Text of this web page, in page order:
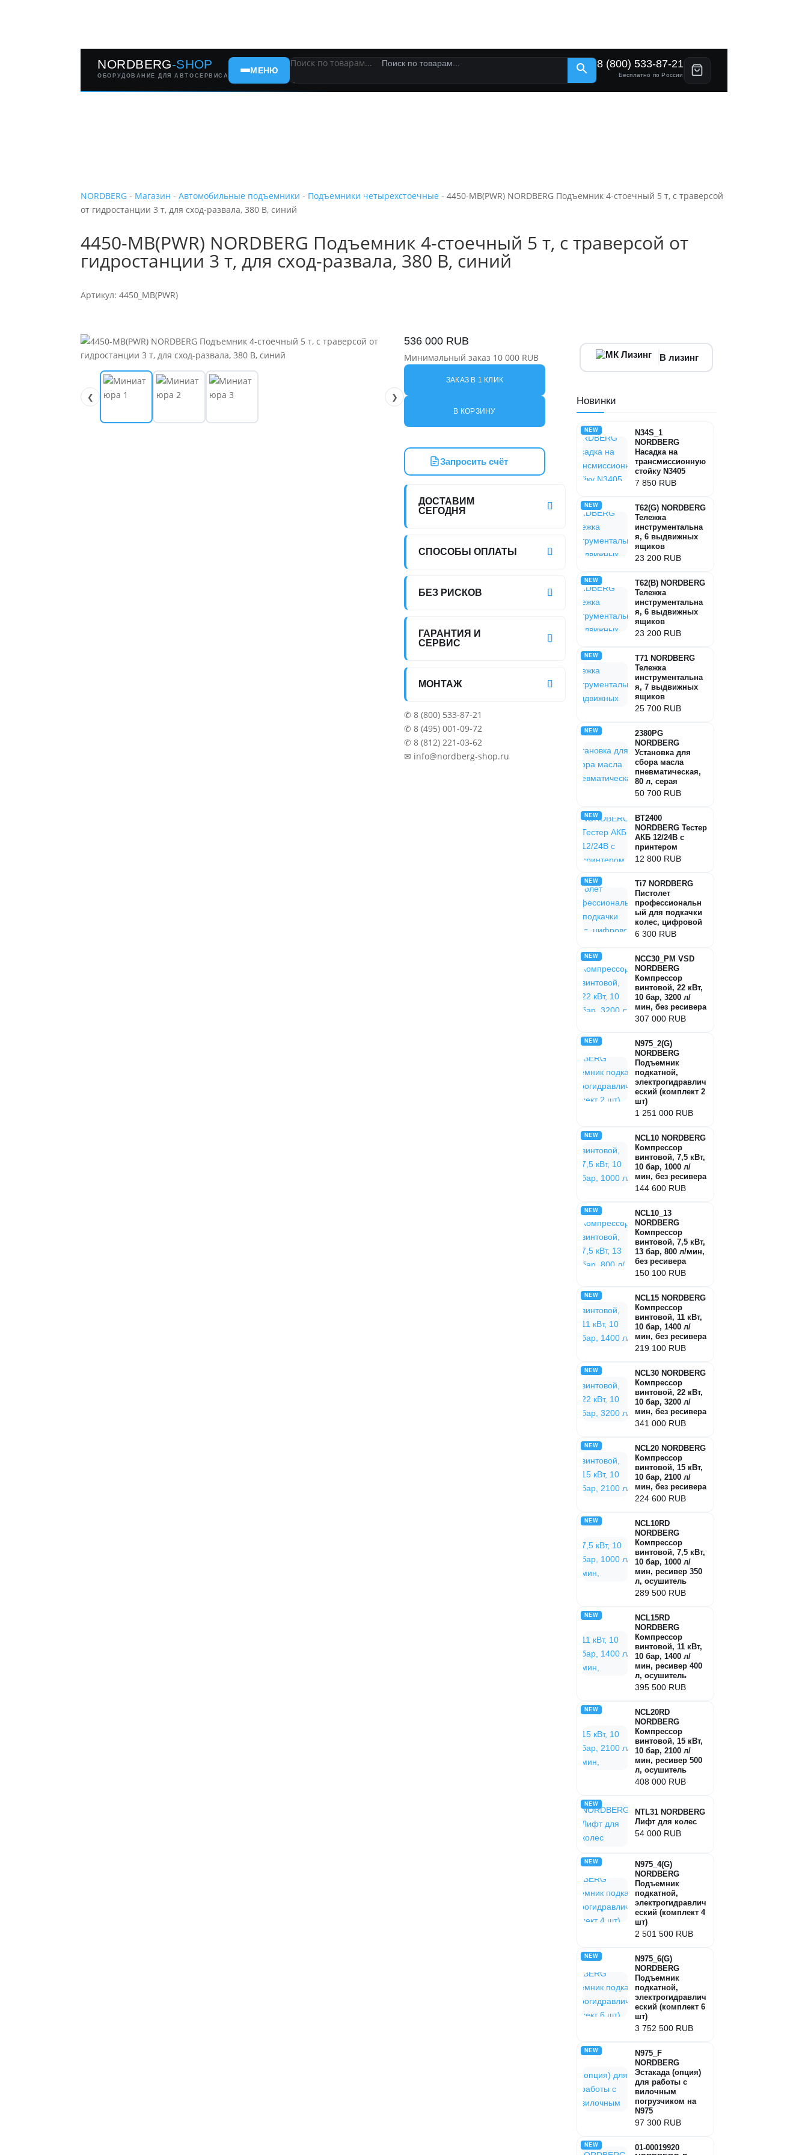
NORDBERG-SHOP
ОБОРУДОВАНИЕ ДЛЯ АВТОСЕРВИСА
МЕНЮ
Поиск по товарам...
×
8 (800) 533-87-21
Бесплатно по России
NORDBERG - Магазин -Автомобильные подъемники - Подъемники четырехстоечные - 4450-MB(PWR) NORDBERG Подъемник 4-стоечный 5 т, c траверсой
от гидростанции 3 т, для сход-развала, 380 В, синий
4450-MB(PWR) NORDBERG Подъемник 4-стоечный 5 т, c траверсой от
гидростанции 3 т, для сход-развала, 380 В, синий
Артикул: 4450_MB(PWR)
❮ ❯
536 000 RUB
Минимальный заказ 10 000 RUB
ЗАКАЗ В 1 КЛИК
В КОРЗИНУ
Запросить счёт
ДОСТАВИМ
СЕГОДНЯ
СПОСОБЫ ОПЛАТЫ
БЕЗ РИСКОВ
ГАРАНТИЯ И
СЕРВИС
МОНТАЖ
✆ 8 (800) 533-87-21
✆ 8 (495) 001-09-72
✆ 8 (812) 221-03-62
✉ info@nordberg-shop.ru
В лизинг
Новинки
NEW
N34S_1
NORDBERG
Насадка на
трансмиссионную
стойку N3405
7 850 RUB
NEW
T62(G) NORDBERG
Тележка
инструментальна
я, 6 выдвижных
ящиков
23 200 RUB
NEW
T62(B) NORDBERG
Тележка
инструментальна
я, 6 выдвижных
ящиков
23 200 RUB
NEW
T71 NORDBERG
Тележка
инструментальна
я, 7 выдвижных
ящиков
25 700 RUB
NEW
2380PG
NORDBERG
Установка для
сбора масла
пневматическая,
80 л, серая
50 700 RUB
NEW
BT2400
NORDBERG Тестер
АКБ 12/24В с
принтером
12 800 RUB
NEW
Ti7 NORDBERG
Пистолет
профессиональн
ый для подкачки
колес, цифровой
6 300 RUB
NEW
NCC30_PM VSD
NORDBERG
Компрессор
винтовой, 22 кВт,
10 бар, 3200 л/
мин, без ресивера
307 000 RUB
NEW
N975_2(G)
NORDBERG
Подъемник
подкатной,
электрогидравлич
еский (комплект 2
шт)
1 251 000 RUB
NEW
NCL10 NORDBERG
Компрессор
винтовой, 7,5 кВт,
10 бар, 1000 л/
мин, без ресивера
144 600 RUB
NEW
NCL10_13
NORDBERG
Компрессор
винтовой, 7,5 кВт,
13 бар, 800 л/мин,
без ресивера
150 100 RUB
NEW
NCL15 NORDBERG
Компрессор
винтовой, 11 кВт,
10 бар, 1400 л/
мин, без ресивера
219 100 RUB
NEW
NCL30 NORDBERG
Компрессор
винтовой, 22 кВт,
10 бар, 3200 л/
мин, без ресивера
341 000 RUB
NEW
NCL20 NORDBERG
Компрессор
винтовой, 15 кВт,
10 бар, 2100 л/
мин, без ресивера
224 600 RUB
NEW
NCL10RD
NORDBERG
Компрессор
винтовой, 7,5 кВт,
10 бар, 1000 л/
мин, ресивер 350
л, осушитель
289 500 RUB
NEW
NCL15RD
NORDBERG
Компрессор
винтовой, 11 кВт,
10 бар, 1400 л/
мин, ресивер 400
л, осушитель
395 500 RUB
NEW
NCL20RD
NORDBERG
Компрессор
винтовой, 15 кВт,
10 бар, 2100 л/
мин, ресивер 500
л, осушитель
408 000 RUB
NEW
NTL31 NORDBERG
Лифт для колес
54 000 RUB
NEW
N975_4(G)
NORDBERG
Подъемник
подкатной,
электрогидравлич
еский (комплект 4
шт)
2 501 500 RUB
NEW
N975_6(G)
NORDBERG
Подъемник
подкатной,
электрогидравлич
еский (комплект 6
шт)
3 752 500 RUB
NEW
N975_F
NORDBERG
Эстакада (опция)
для работы с
вилочным
погрузчиком на
N975
97 300 RUB
NEW
01-00019920